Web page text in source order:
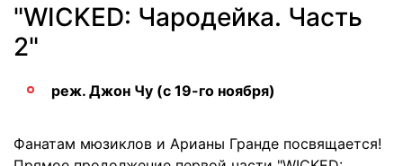
"WICKED: Чародейка. Часть
2"
реж. Джон Чу (с 19-го ноября)
Фанатам мюзиклов и Арианы Гранде посвящается!